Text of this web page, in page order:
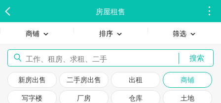
房屋租售
商铺 排序 筛选
搜索
新房出售 二手房出售 出租
商铺
写字楼
厂房 仓库
土地